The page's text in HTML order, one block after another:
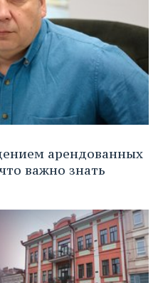
арендованных
важно знать